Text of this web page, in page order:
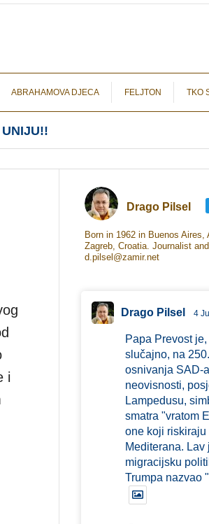
ABRAHAMOVA DJECA FELJTON TKO
i
Drago Pilsel
Born in 1962 in Buenos Aires,
Zagreb, Croatia. Journalist
d.pilsel@zamir.net
Drago Pilsel 4 Jul
Papa Prevost
slučajno, na
osnivanja SAD-
neovisnosti,
Lampedusu,
smatra "vratom
one koji
Mediterana. Lav
migracijsku
Trumpa nazvao